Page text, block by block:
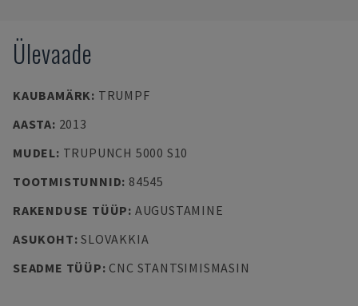
Ülevaade
KAUBAMÄRK: TRUMPF
AASTA: 2013
MUDEL: TRUPUNCH 5000 S10
TOOTMISTUNNID: 84545
RAKENDUSE TÜÜP: AUGUSTAMINE
ASUKOHT:SLOVAKKIA
SEADME TÜÜP: CNC STANTSIMISMASIN